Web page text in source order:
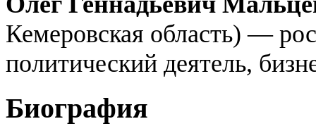
Кемеровская область) —
политический деятель,
Биография